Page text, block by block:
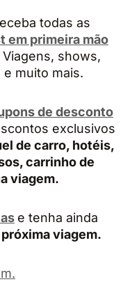
todas as
em primeira mão
Viagens, shows,
muito mais.
de desconto
exclusivos
de carro, hotéis,
carrinho de
viagem.
e tenha ainda
viagem.